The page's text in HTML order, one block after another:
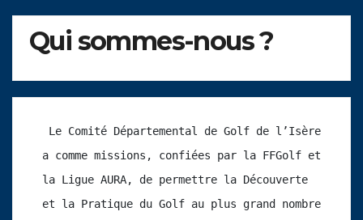
Qui sommes-nous ?
a comme missions, confiées par la FFGolf et
la Ligue AURA, de permettre la Découverte
et la Pratique du Golf au plus grand nombre